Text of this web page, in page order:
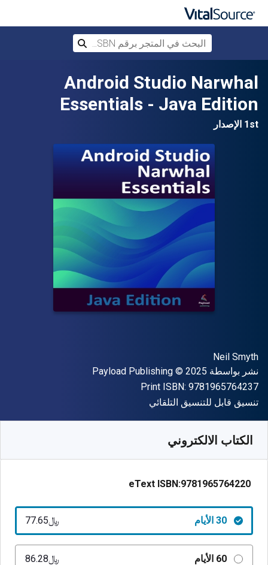
تخطي إلى المحتوى الرئيسي
Android Studio Narwhal
Essentials - Java Edition
1st الإصدار
المؤلف (المؤلفون)
Neil Smyth
الناشر
نشر بواسطة Payload Publishing
حقوق الطبع والنشر © 2025
Print ISBN: 9781965764237
شكل
تنسيق قابل للتنسيق التلقائي
الكتاب الالكتروني
eText ISBN:9781965764220
30 الأيام ﷼‎77.65
60 الأيام ﷼‎86.28